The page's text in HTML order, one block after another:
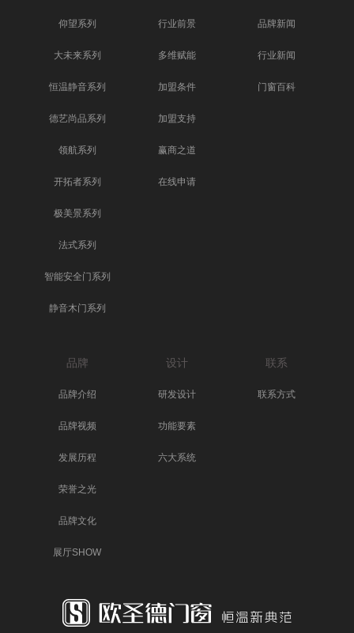
仰望系列
大未来系列
恒温静音系列
德艺尚品系列
领航系列
开拓者系列
极美景系列
法式系列
智能安全门系列
静音木门系列
行业前景
多维赋能
加盟条件
加盟支持
赢商之道
在线申请
品牌新闻
行业新闻
门窗百科
品牌
品牌介绍
品牌视频
发展历程
荣誉之光
品牌文化
展厅SHOW
设计
研发设计
功能要素
六大系统
联系
联系方式